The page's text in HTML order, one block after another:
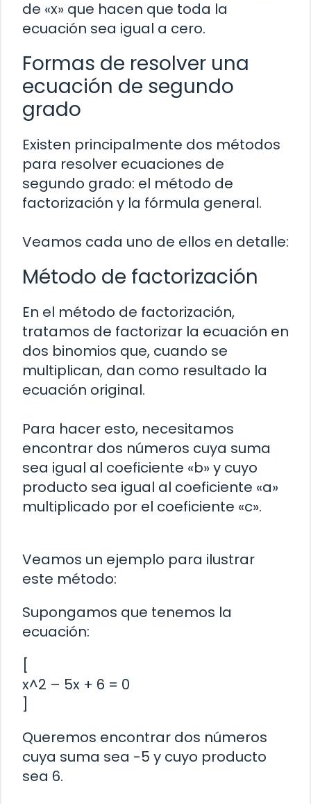
de «x» que hacen que toda la
ecuación sea igual a cero.
Formas de resolver una
ecuación de segundo
grado
Existen principalmente dos métodos
para resolver ecuaciones de
segundo grado: el método de
factorización y la fórmula general.
Veamos cada uno de ellos en detalle:
Método de factorización
En el método de factorización,
tratamos de factorizar la ecuación en
dos binomios que, cuando se
multiplican, dan como resultado la
ecuación original.
Para hacer esto, necesitamos
encontrar dos números cuya suma
sea igual al coeficiente «b» y cuyo
producto sea igual al coeficiente «a»
multiplicado por el coeficiente «c».
Veamos un ejemplo para ilustrar
este método:
Supongamos que tenemos la
ecuación:
[
x^2 – 5x + 6 = 0
]
Queremos encontrar dos números
cuya suma sea -5 y cuyo producto
sea 6.